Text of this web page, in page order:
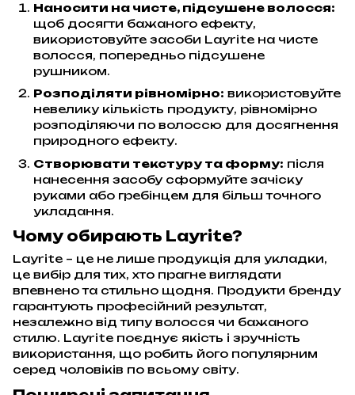
Наносити на чисте, підсушене волосся:
щоб досягти бажаного ефекту,
використовуйте засоби Layrite на чисте
волосся, попередньо підсушене
рушником.
Розподіляти рівномірно: використовуйте
невелику кількість продукту, рівномірно
розподіляючи по волоссю для досягнення
природного ефекту.
Створювати текстуру та форму: після
нанесення засобу сформуйте зачіску
руками або гребінцем для більш точного
укладання.
Чому обирають Layrite?
Layrite – це не лише продукція для укладки,
це вибір для тих, хто прагне виглядати
впевнено та стильно щодня. Продукти бренду
гарантують професійний результат,
незалежно від типу волосся чи бажаного
стилю. Layrite поєднує якість і зручність
використання, що робить його популярним
серед чоловіків по всьому світу.